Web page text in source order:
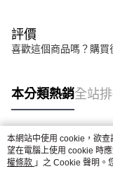
評價
喜歡這個商品嗎？購買
本分類熱銷全站
熱門標籤
本網站中使用 cookie，欲
望在電腦上使用 cookie 時
權條款 」之 Cookie 聲明。